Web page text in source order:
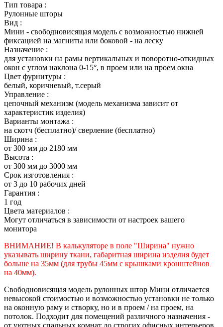
Тип товара :
Рулонные шторы
Вид :
Мини - свободновисящая модель с возможностью нижней
фиксацией на магниты или боковой - на леску
Назначение :
для установки на рамы вертикальных и поворотно-откидных
окон с углом наклона 0-15°, в проем или на проем окна
Цвет фурнитуры :
белый, коричневый, т.серый
Управление :
цепочный механизм (модель механизма зависит от
характеристик изделия)
Варианты монтажа :
на скотч (бесплатно)/ сверление (бесплатно)
Ширина :
от 300 мм до 2180 мм
Высота :
от 300 мм до 3000 мм
Срок изготовления :
от 3 до 10 рабочих дней
Гарантия :
1 год
Цвета материалов :
Могут отличаться в зависимости от настроек вашего
монитора
ВНИМАНИЕ! В калькуляторе в поле "Ширина" нужно
указывать ширину ткани, габаритная ширина изделия будет
больше на 35мм (для трубы 45мм с крышками кронштейнов
на 40мм).
Свободновисящая модель рулонных штор Мини отличается
невысокой стоимостью и возможностью установки не только
на оконную раму и створку, но и в проем / на проем, на
потолок. Подходит для помещений различного назначения -